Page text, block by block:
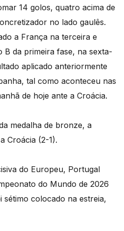
14 golos, quatro acima de
no lado gaulês.
a França na terceira e
B da primeira fase, na sexta-
aplicado anteriormente
tal como aconteceu nas
de hoje ante a Croácia.
medalha de bronze, a
Croácia (2-1).
do Europeu, Portugal
do Mundo de 2026
colocado na estreia,